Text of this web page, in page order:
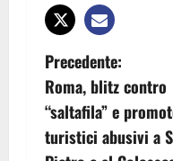
N
a
v
Precedente:
Roma, blitz contro
“saltafila” e
turistici abusivi a